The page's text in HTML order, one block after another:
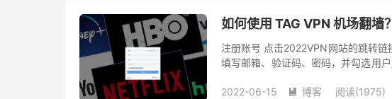
如何使用 TAG VPN 机场翻墙？
注册账号 点击2022VPN网站的跳转
填写邮箱、验证码、密码，并勾选用
2022-06-15  博客 阅读(1975)